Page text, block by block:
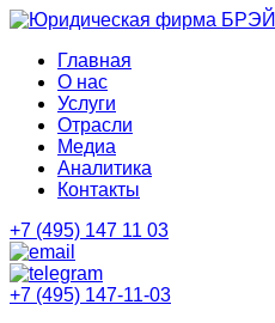
Главная
О нас
Услуги
Отрасли
Медиа
Аналитика
Контакты
+7 (495) 147 11 03
+7 (495) 147-11-03